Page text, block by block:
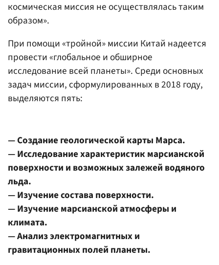
космическая миссия не осуществлялась таким
образом».
При помощи «тройной» миссии Китай надеется
провести «глобальное и обширное
исследование всей планеты». Среди основных
задач миссии, сформулированных в 2018 году,
выделяются пять:
— Создание геологической карты Марса.
— Исследование характеристик марсианской
поверхности и возможных залежей водяного
льда.
— Изучение состава поверхности.
— Изучение марсианской атмосферы и
климата.
— Анализ электромагнитных и
гравитационных полей планеты.